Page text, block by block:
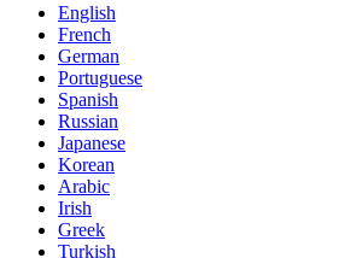
English
French
German
Portuguese
Spanish
Russian
Japanese
Korean
Arabic
Irish
Greek
Turkish